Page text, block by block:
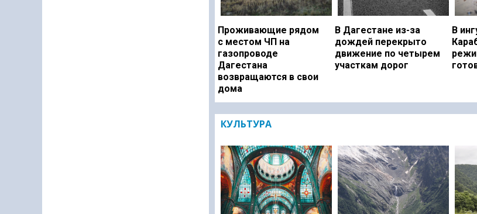
Проживающие рядом
с местом ЧП на
газопроводе
Дагестана
возвращаются в свои
дома
В Дагестане из-за
дождей перекрыто
движение по четырем
участкам дорог
В
КУЛЬТУРА